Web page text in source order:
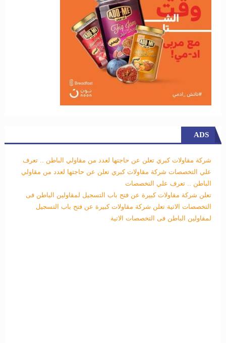
ADS
شركة مقاولات كبري تعلن عن حاجتها لعدد من مقاولي الباطن .. تعرف
علي التخصصات شركة مقاولات كبري تعلن عن حاجتها لعدد من مقاولي
الباطن .. تعرف علي التخصصات
تعلن شركة مقاولات كبيرة عن فتح باب التسجيل لمقاولين الباطن فى
التخصصات الاتية تعلن شركة مقاولات كبيرة عن فتح باب التسجيل
لمقاولين الباطن فى التخصصات الاتية